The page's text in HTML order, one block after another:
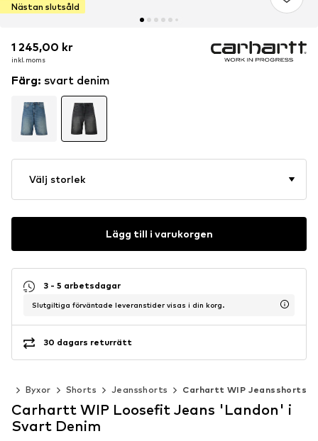
Nästan slutsåld
1 245,00 kr
inkl. moms
1 245,00 kr
inkl. moms
Färg: svart denim
Välj storlek
Lägg till i varukorgen
3 - 5 arbetsdagar
Slutgiltiga förväntade leveranstider visas i din korg.
30 dagars returrätt
Byxor Shorts Jeansshorts Carhartt WIP Jeansshorts
Carhartt WIP Loosefit Jeans 'Landon' i
Svart Denim